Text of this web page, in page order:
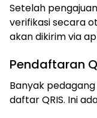
Setelah
verifikasi secara
akan dikirim via
Pendaftaran
Banyak
daftar QRIS. Ini